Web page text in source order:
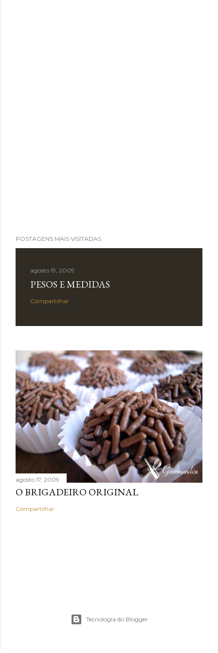
POSTAGENS MAIS VISITADAS
agosto 19, 2009
PESOS E MEDIDAS
Compartilhar
agosto 17, 2009
O BRIGADEIRO ORIGINAL
Compartilhar
Tecnologia do Blogger